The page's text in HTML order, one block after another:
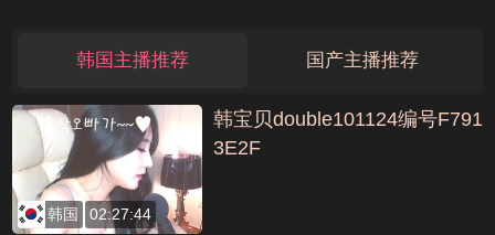
韩国主播推荐 国产主播推荐
韩国 02:27:44
韩宝贝double101124编号F791
3E2F